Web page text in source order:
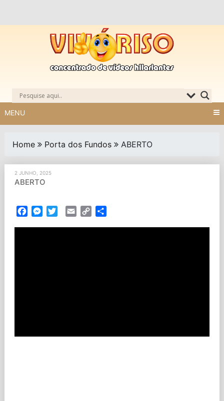
MENU
Home Porta dos Fundos ABERTO
2 JUNHO, 2025
ABERTO
FacebookMessenger
TwitterEmail Copy